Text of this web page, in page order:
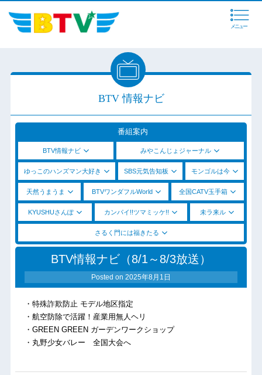
メニュー
BTV 情報ナビ
番組案内
BTV情報ナビ みやこんじょジャーナル
ゆっこのハンズマン大好き SBS元気告知板 モンゴルは今
天然うまうま BTVワンダフルWorld 全国CATV玉手箱
KYUSHUさんぽ カンパイ!!ツマミッケ!! 未ラ来ル
さるく門には福きたる
BTV情報ナビ（8/1～8/3放送）
Posted on 2025年8月1日
・特殊詐欺防止 モデル地区指定
・航空防除で活躍！産業用無人ヘリ
・GREEN GREEN ガーデンワークショップ
・丸野少女バレー 全国大会へ